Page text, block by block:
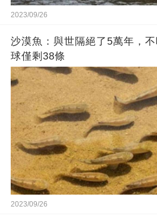
2023/09/26
沙漠魚：與世隔絕了5萬年，
球僅剩38條
2023/09/26